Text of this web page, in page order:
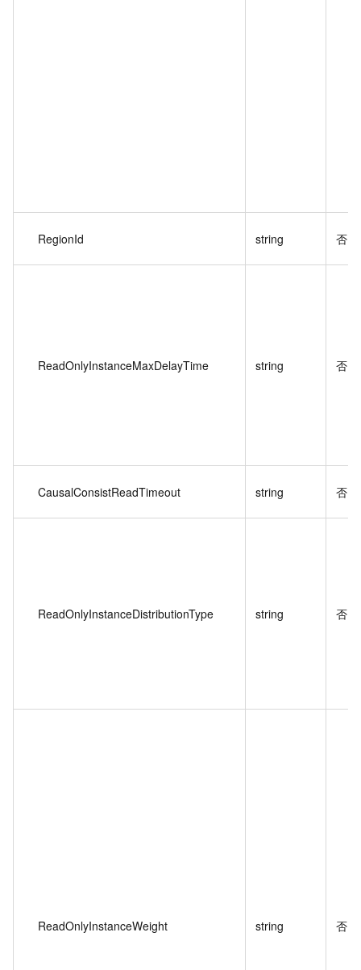
RegionId string 否
ReadOnlyInstanceMaxDelayTime string 否
CausalConsistReadTimeout string 否
ReadOnlyInstanceDistributionType string 否
ReadOnlyInstanceWeight string 否